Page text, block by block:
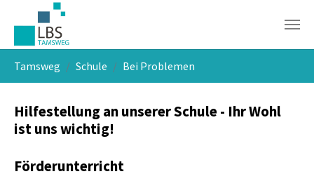
Skip to main navigation
Skip to main content
Skip to page footer
Tamsweg Schule Bei Problemen
Hilfestellung an unserer Schule - Ihr Wohl
ist uns wichtig!
Förderunterricht